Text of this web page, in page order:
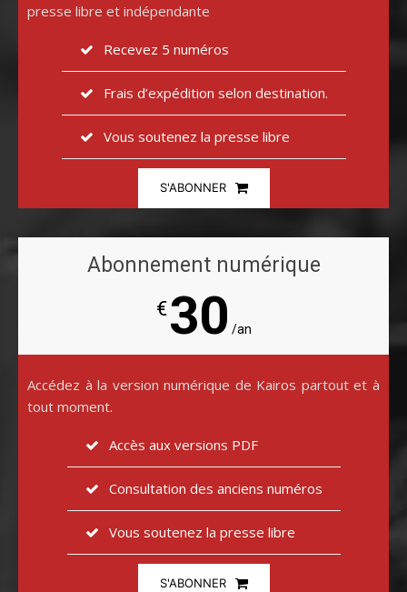
presse libre et indépendante
Recevez 5 numéros
Frais d’expédition selon destination.
Vous soutenez la presse libre
S'ABONNER
Abonnement numérique
€30 /an
Accédez à la version numérique de Kairos partout et à
tout moment.
Accès aux versions PDF
Consultation des anciens numéros
Vous soutenez la presse libre
S'ABONNER